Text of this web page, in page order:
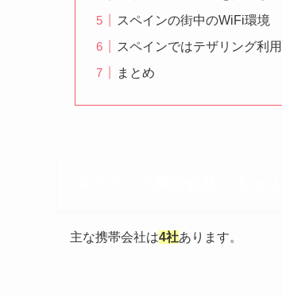
スペインの街中のWiFi環境
スペインではテザリング利
まとめ
主な携帯会社は4社あります。